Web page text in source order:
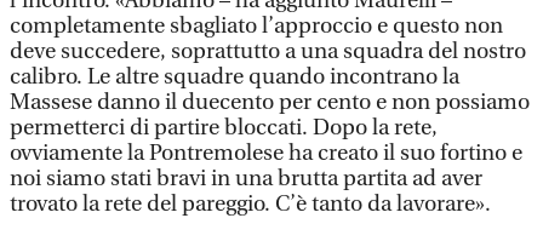
completamente sbagliato l’approccio e questo non
deve succedere, soprattutto a una squadra del nostro
calibro. Le altre squadre quando incontrano la
Massese danno il duecento per cento e non possiamo
permetterci di partire bloccati. Dopo la rete,
ovviamente la Pontremolese ha creato il suo fortino e
noi siamo stati bravi in una brutta partita ad aver
trovato la rete del pareggio. C’è tanto da lavorare».